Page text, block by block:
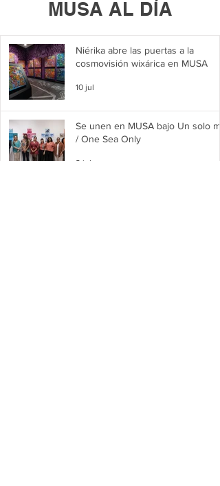
MUSA AL DÍA
Niérika abre las puertas a la
cosmovisión wixárica en MUSA
10 jul
Se unen en MUSA bajo Un solo
/ One Sea Only
2 jul